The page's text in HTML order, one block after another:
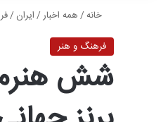
خانه/همه اخبار/ایران /
فرهنگ و هنر
شش